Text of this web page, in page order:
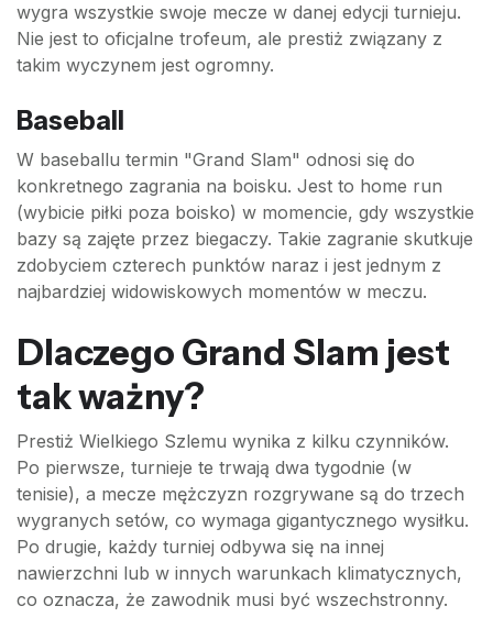
wygra wszystkie swoje mecze w danej edycji turnieju.
Nie jest to oficjalne trofeum, ale prestiż związany z
takim wyczynem jest ogromny.
Baseball
W baseballu termin "Grand Slam" odnosi się do
konkretnego zagrania na boisku. Jest to home run
(wybicie piłki poza boisko) w momencie, gdy wszystkie
bazy są zajęte przez biegaczy. Takie zagranie skutkuje
zdobyciem czterech punktów naraz i jest jednym z
najbardziej widowiskowych momentów w meczu.
Dlaczego Grand Slam jest
tak ważny?
Prestiż Wielkiego Szlemu wynika z kilku czynników.
Po pierwsze, turnieje te trwają dwa tygodnie (w
tenisie), a mecze mężczyzn rozgrywane są do trzech
wygranych setów, co wymaga gigantycznego wysiłku.
Po drugie, każdy turniej odbywa się na innej
nawierzchni lub w innych warunkach klimatycznych,
co oznacza, że zawodnik musi być wszechstronny.